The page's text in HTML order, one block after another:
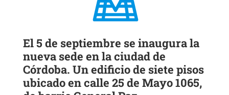
El 5 de septiembre se inaugura la
nueva sede en la ciudad de
Córdoba. Un edificio de siete pisos
ubicado en calle 25 de Mayo 1065,